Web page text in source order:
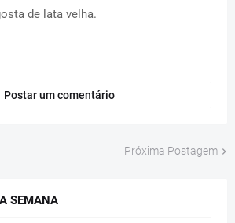
de lata velha.
Postar um comentário
Próxima Postagem
SEMANA